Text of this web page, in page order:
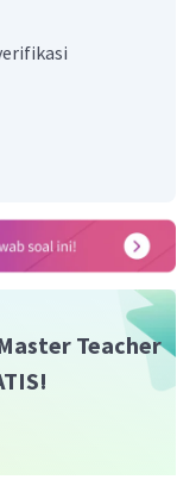
perubahan dari
fried rice right
is not eating fried
Teacher